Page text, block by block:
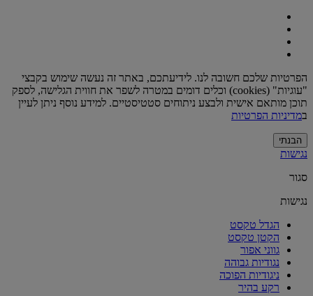
הפרטיות שלכם חשובה לנו. לידיעתכם, באתר זה נעשה שימוש בקבצי
"עוגיות" (cookies) וכלים דומים במטרה לשפר את חווית הגלישה, לספק
תוכן מותאם אישית ולבצע ניתוחים סטטיסטיים. למידע נוסף ניתן לעיין
במדיניות הפרטיות
הבנתי
נגישות
סגור
נגישות
הגדל טקסט
הקטן טקסט
גווני אפור
נגודיות גבוהה
ניגודיות הפוכה
רקע בהיר